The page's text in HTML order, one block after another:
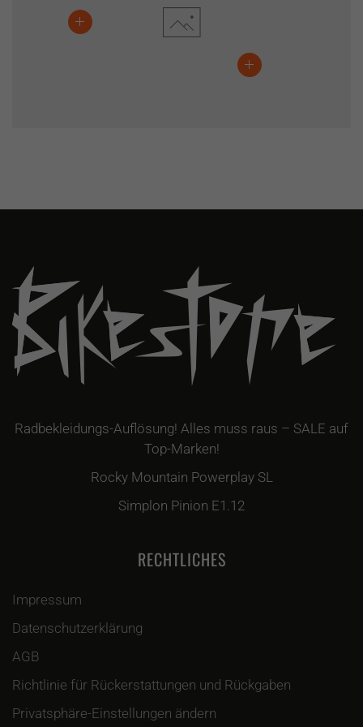
Radbekleidungs-Auflösung! Alles muss raus – SALE auf
Top-Marken!
Rocky Mountain Powerplay SL
Simplon Pinion E1.12
RECHTLICHES
Impressum
Datenschutzerklärung
AGB
Richtlinie für Rückerstattungen und Rückgaben
Privatsphäre-Einstellungen ändern